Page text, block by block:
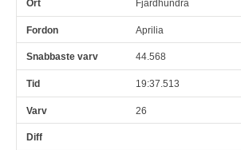
Fjärdhundra
Aprilia
44.568
19:37.513
26